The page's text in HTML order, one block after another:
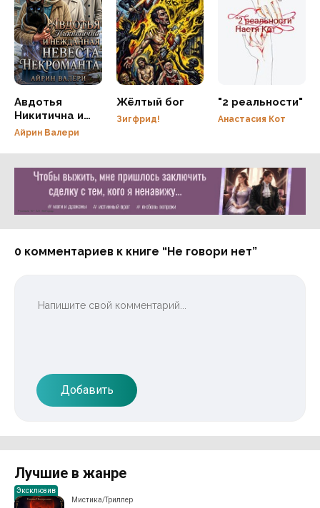
Авдотья
Никитична и
нежданная
некроманта
Айрин Валери
Жёлтый бог
Зигфрид!
"2 реальности"
Анастасия Кот
Реклама 16+ АО «ЛитГород»
0 комментариев к книге “Не говори нет”
Добавить
Лучшие в жанре
Эксклюзив
Мистика/Триллер